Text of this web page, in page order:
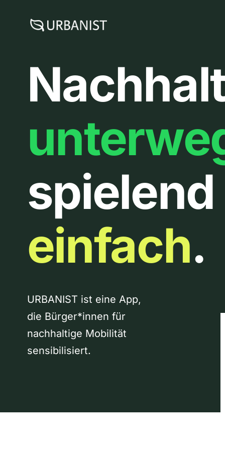
spielend
einfach.
URBANIST ist eine App,
die Bürger*innen für
nachhaltige Mobilität
sensibilisiert.